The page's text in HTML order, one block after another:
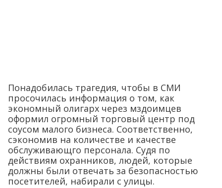
Понадобилась трагедия, чтобы в СМИ
просочилась информация о том, как
экономный олигарх через мздоимцев
оформил огромный торговый центр под
соусом малого бизнеса. Соответственно,
сэкономив на количестве и качестве
обслуживающго персонала. Судя по
действиям охранников, людей, которые
должны были отвечать за безопасностью
посетителей, набирали с улицы.